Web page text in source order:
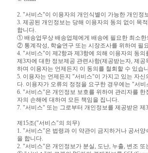
2. "서비스"이 이용자의 개인식별이 가능한 개인정
3. 제공된 개인정보는 당해 이용자의 동의 없이 목
합니다.
① 배송업무상 배송업체에게 배송에 필요한 최소
② 통계작성, 학술연구 또는 시장조사를 위하여 필
4. "서비스"이 제2항과 제3항에 의해 이용자의 동
제3자에 대한 정보제공 관련사항(제공받는자, 제
하며 이용자는 언제든지 이 동의를 철회할 수 있습
5. 이용자는 언제든지 "서비스"이 가지고 있는 자
다. 이용자가 오류의 정정을 요구한 경우에는 "서
6. "서비스"은 개인정보 보호를 위하여 관리자를
자의 손해에 대하여 모든 책임을 집니다.
7. "서비스" 또는 그로부터 개인정보를 제공받은
제15조("서비스"의 의무)
1. "서비스"은 법령과 이 약관이 금지하거나 공서
을 합니다.
2. "서비스"은 개인정보가 분실, 도난, 누출, 변조